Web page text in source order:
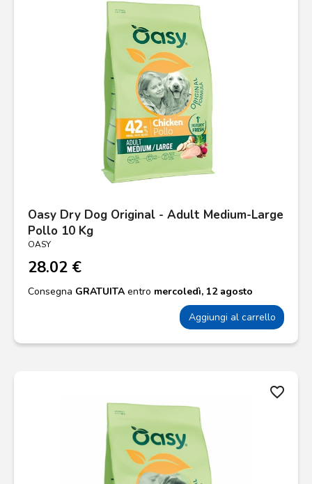
Oasy Dry Dog Original - Adult Medium-Large
Pollo 10 Kg
OASY
28.02 €
Consegna GRATUITA entro mercoledì, 12 agosto
Aggiungi al carrello
favorite_border